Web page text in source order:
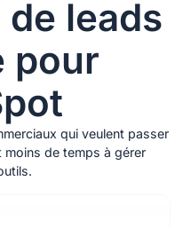
leads
pour
qui veulent passer
de temps à gérer